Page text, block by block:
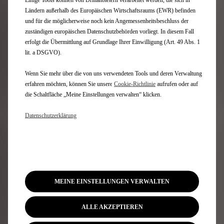
5. Schredder
Die vorbehandelten Autowracks werden dann an einen
Schredder weitergeleitet, in dem das Fahrzeug zerteilt
wird, um die verschiedenen Teile für Recycling oder
6. Post-Shredder-Verwertung
Die sortierten Elemente, die aus dem Schredder
Technologien behandelt (Magnete, Wirbelstrom,
7. Recycling/Rückgewinnung/Beseitigung auf Deponien
Die aus dem Schredder stammenden Materialien
können beispielsweise in der Zementindustrie recycelt
werden. Dank dieser Produktionskette sind 95 % des
Fahrzeugs wiederverwertbar, sodass die auf Deponien
Ländern außerhalb des Europäischen Wirtschaftsraums (EWR) befinden
und für die möglicherweise noch kein Angemessenheitsbeschluss der
zuständigen europäischen Datenschutzbehörden vorliegt. In diesem Fall
erfolgt die Übermittlung auf Grundlage Ihrer Einwilligung (Art. 49 Abs. 1
lit. a DSGVO).
Wenn Sie mehr über die von uns verwendeten Tools und deren Verwaltung
erfahren möchten, können Sie unsere Cookie‑Richtlinie aufrufen oder auf
die Schaltfläche „Meine Einstellungen verwalten“ klicken.
Datenschutzerklärung
MEINE EINSTELLUNGEN VERWALTEN
ALLE AKZEPTIEREN